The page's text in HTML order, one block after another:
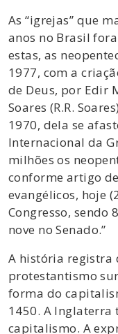
As “igrejas” que
anos no Brasil
estas, as
1977, com a
de Deus, por Edir
Soares (R.R.
1970, dela se
Internacional da
milhões os
conforme artigo
evangélicos, hoje
Congresso, sendo
nove no Senado.”
A história registra
protestantismo
forma do
1450. A Inglaterra
capitalismo. A